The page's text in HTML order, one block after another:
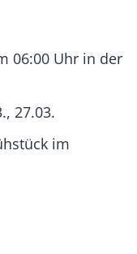
06:00 Uhr in der
27.03.
im